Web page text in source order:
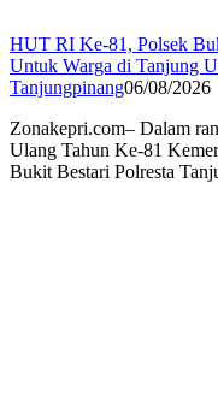
HUT RI Ke-81, Polsek
Untuk Warga di Tanjung
Tanjungpinang06/08/2026
Zonakepri.com– Dalam
Ulang Tahun Ke-81
Bukit Bestari Polresta